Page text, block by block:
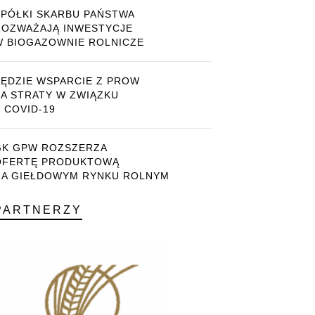
SKARBU PAŃSTWA
INWESTYCJE
BIOGAZOWNIE ROLNICZE
WSPARCIE Z PROW
STRATY W ZWIĄZKU
COVID-19
GPW ROZSZERZA
PRODUKTOWĄ
GIEŁDOWYM RYNKU ROLNYM